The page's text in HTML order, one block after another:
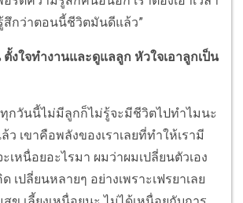
กว่าตอนนี้ชีวิตมันดีแล้ว”
งใจทำงานและดูแลลูก หัวใจเอาลูกเป็น
ทุกวันนี้ไม่มีลูกก็ไม่รู้จะมีชีวิตไปทำไมนะ
ว เขาคือพลังของเราเลยที่ทำให้เรามี
ะเหนื่อยอะไรมา ผมว่าผมเปลี่ยนตัวเอง
เปลี่ยนหลายๆ อย่างเพราะเฟรยาเลย